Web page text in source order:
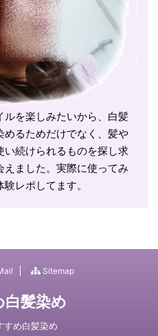
ルを楽しみたいから、白髪
るためだけでなく、髪や
続けられるものを探し求
ました。実際に使ってみ
レポしてます。
Sitemap
白髪染め
め白髪染め